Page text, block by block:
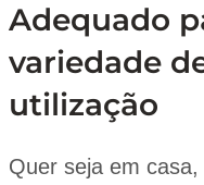
Adequado
variedade
utilização
Quer seja em